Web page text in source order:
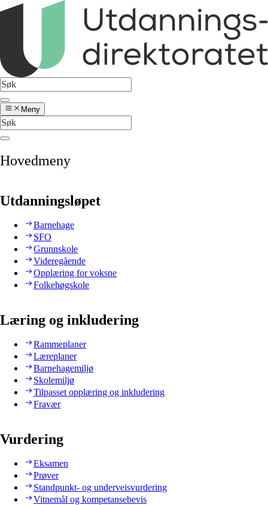
Meny
Hovedmeny
Utdanningsløpet
Barnehage
SFO
Grunnskole
Videregående
Opplæring for voksne
Folkehøgskole
Læring og inkludering
Rammeplaner
Læreplaner
Barnehagemiljø
Skolemiljø
Tilpasset opplæring og inkludering
Fravær
Vurdering
Eksamen
Prøver
Standpunkt- og underveisvurdering
Vitnemål og kompetansebevis